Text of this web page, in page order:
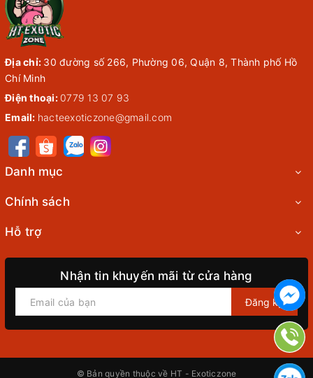
Địa chỉ: 30 đường số 266, Phường 06, Quận 8, Thành phố Hồ
Chí Minh
Điện thoại: 0779 13 07 93
Email: hacteexoticzone@gmail.com
Danh mục
Chính sách
Hỗ trợ
Nhận tin khuyến mãi từ cửa hàng
Đăng ký
© Bản quyền thuộc về HT - Exoticzone